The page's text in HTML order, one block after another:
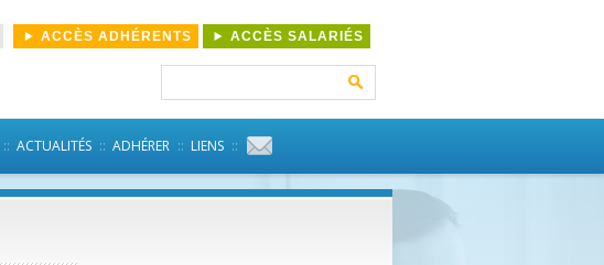
ACCÈS ADHÉRENTS ACCÈS SALARIÉS
ACTUALITÉS ADHÉRER LIENS